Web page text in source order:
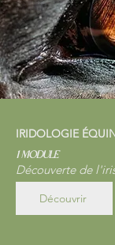
IRIDOLOGIE
1 module
Découverte de
Découvrir